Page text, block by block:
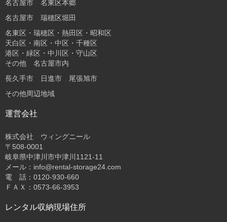
名古屋市 名東区本郷
名古屋市 瑞穂区堀田
名東区・瑞穂区・熱田区・昭和区
天白区・南区・中区・千種区
港区・緑区・中川区・守山区
その他 名古屋市内
長久手市 日進市 尾張旭市
その他周辺地域
運営会社
株式会社 ウィングニール
〒508-0001
岐阜県中津川市中津川1121-11
メール：info@rental-storage24.com
電 話：0120-930-660
ＦＡＸ：0573-66-3953
レンタル収納現場住所